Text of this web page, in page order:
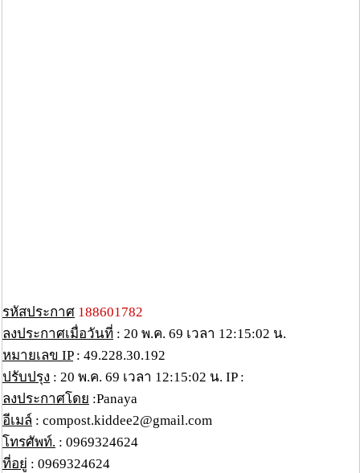
รหัสประกาศ 188601782
ลงประกาศเมื่อวันที่ : 20 พ.ค. 69 เวลา 12:15:02 น.
หมายเลข IP: 49.228.30.192
ปรับปรุง : 20 พ.ค. 69 เวลา 12:15:02 น. IP :
ลงประกาศโดย :Panaya
อีเมล์ : compost.kiddee2@gmail.com
โทรศัพท์. : 0969324624
ที่อยู่ : 0969324624